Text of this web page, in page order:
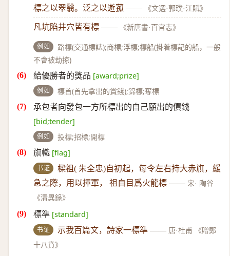
標之以翠翳。泛之以遊菰 —— 《文選·郭璞·江賦》
凡坑陷井穴皆有標 —— 《新唐書·百官志》
例如
路標(交通標誌);商標;浮標;標船(掛着標記的船，一般
不會被劫掠)
給優勝者的獎品 [award;prize]
例如 標首(首先拿出的賞錢);錦標;奪標
承包者向發包一方所標出的自己願出的價錢
[bid;tender]
例如 投標;招標;開標
旗幟 [flag]
书证
樑祖( 朱全忠)自初起，每令左右持大赤旗，緩
急之際，用以揮軍， 祖自目爲火龍標 —— 宋· 陶谷
《清異錄》
標準 [standard]
书证 示我百篇文，詩家一標準 —— 唐·杜甫 《贈鄭
十八賁》